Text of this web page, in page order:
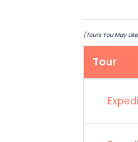
(Tours You May
Tour